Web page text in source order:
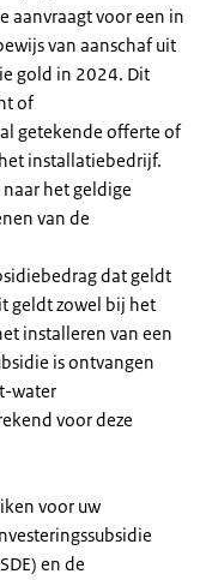
aanvraagt voor een in
van aanschaf uit
gold in 2024. Dit
of
getekende offerte of
installatiebedrijf.
het geldige
van de
dat geldt
geldt zowel bij het
installeren van een
is ontvangen
water
voor deze
voor uw
en de